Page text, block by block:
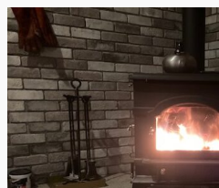
内
容
を
ス
キ
ッ
プ